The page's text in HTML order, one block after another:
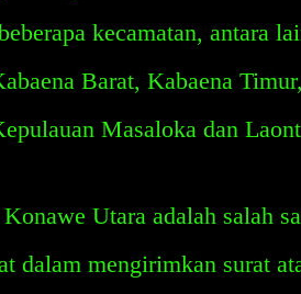
kecamatan, antara
Barat, Kabaena
Masaloka dan
Utara adalah salah
dalam mengirimkan surat